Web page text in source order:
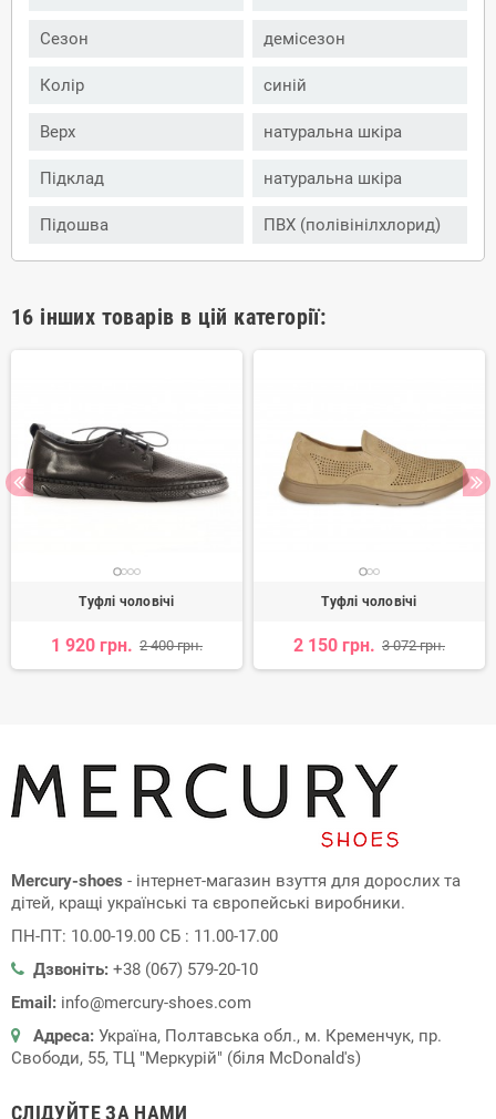
Сезон демісезон
Колір синій
Верх натуральна шкіра
Підклад натуральна шкіра
Підошва ПВХ (полівінілхлорид)
16 інших товарів в цій категорії:
Туфлі чоловічі
1 920 грн. 2 400 грн.
Туфлі чоловічі
2 150 грн. 3 072 грн.
Mercury-shoes - інтернет-магазин взуття для дорослих та
дітей, кращі українські та європейські виробники.
ПН-ПТ: 10.00-19.00 СБ : 11.00-17.00
Дзвоніть: +38 (067) 579-20-10
Email: info@mercury-shoes.com
Адреса: Україна, Полтавська обл., м. Кременчук, пр.
Свободи, 55, ТЦ "Меркурій" (біля McDonald's)
СЛІДУЙТЕ ЗА НАМИ